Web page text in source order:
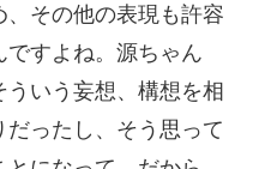
その他の表現も許容
すよね。源ちゃん
ういう妄想、構想を相
ったし、そう思って